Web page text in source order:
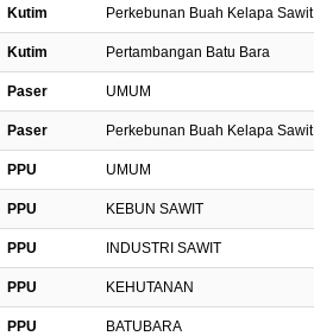
Kutim Perkebunan Buah Kelapa Sawit
Kutim Pertambangan Batu Bara
Paser UMUM
Paser Perkebunan Buah Kelapa Sawit
PPU UMUM
PPU KEBUN SAWIT
PPU INDUSTRI SAWIT
PPU KEHUTANAN
PPU BATUBARA